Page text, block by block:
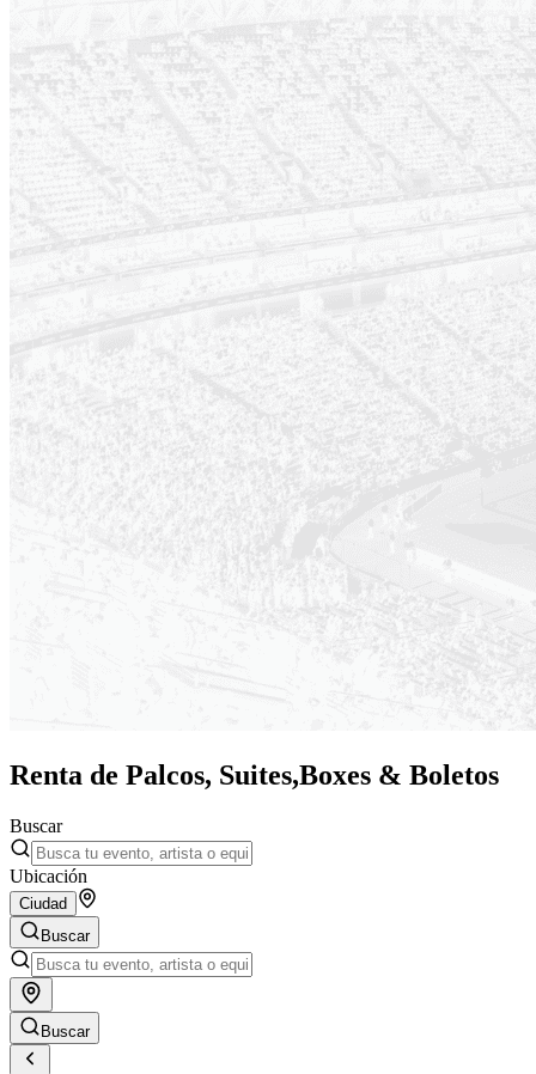
Renta de Palcos, Suites,Boxes & Boletos
Buscar
Ubicación
Ciudad
Buscar
Buscar